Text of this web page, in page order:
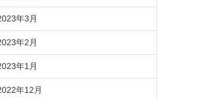
年3月
年2月
年1月
年12月